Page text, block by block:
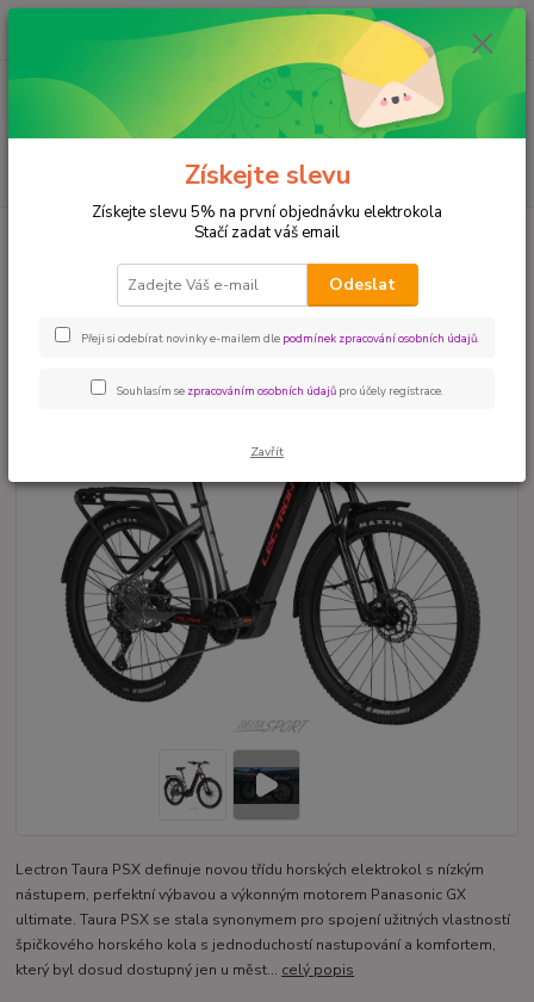
ks
za 0,00 Kč
LECTRON Taura PSX
LECTRON Taura PSX
Novinka Akce Doprava ZDARMA
Lectron Taura PSX definuje novou třídu horských elektrokol s nízkým
nástupem, perfektní výbavou a výkonným motorem Panasonic GX
ultimate. Taura PSX se stala synonymem pro spojení užitných vlastností
špičkového horského kola s jednoduchostí nastupování a komfortem,
který byl dosud dostupný jen u měst... celý popis
Získejte slevu
Získejte slevu 5% na první objednávku elektrokola
Stačí zadat váš email
Odeslat
Přeji si odebírat novinky e-mailem dle podmínek zpracování osobních údajů.
Souhlasím se zpracováním osobních údajů pro účely registrace.
Zavřít